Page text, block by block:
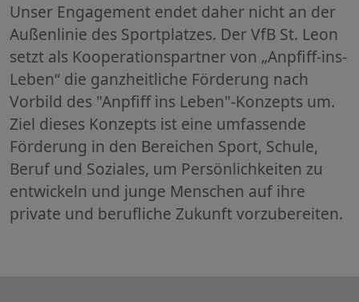
Unser Engagement endet daher nicht an der
Außenlinie des Sportplatzes. Der VfB St. Leon
setzt als Kooperationspartner von „Anpfiff-ins-
Leben“ die ganzheitliche Förderung nach
Vorbild des "Anpfiff ins Leben"-Konzepts um.
Ziel dieses Konzepts ist eine umfassende
Förderung in den Bereichen Sport, Schule,
Beruf und Soziales, um Persönlichkeiten zu
entwickeln und junge Menschen auf ihre
private und berufliche Zukunft vorzubereiten.